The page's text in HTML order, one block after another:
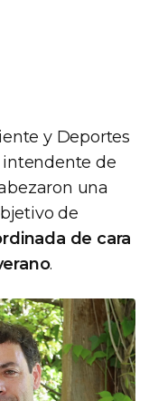
y Deportes
intendente de
una
de
de cara
.